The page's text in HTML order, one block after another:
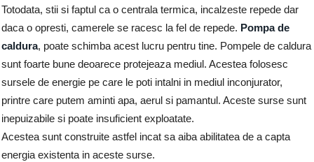
Totodata, stii si faptul ca o centrala termica, incalzeste repede dar
daca o opresti, camerele se racesc la fel de repede. Pompa de
caldura, poate schimba acest lucru pentru tine. Pompele de caldura
sunt foarte bune deoarece protejeaza mediul. Acestea folosesc
sursele de energie pe care le poti intalni in mediul inconjurator,
printre care putem aminti apa, aerul si pamantul. Aceste surse sunt
inepuizabile si poate insuficient exploatate.
Acestea sunt construite astfel incat sa aiba abilitatea de a capta
energia existenta in aceste surse.